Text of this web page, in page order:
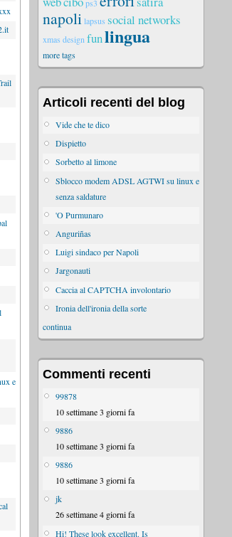
e
ps3
napolilapsus social networks
xmas design funlingua
more tags
Articoli recenti del blog
Vide che te dico
Dispietto
Sorbetto al limone
Sblocco modem ADSL AGTWI su linux e
senza saldature
'O Purmunaro
Anguriñas
Luigi sindaco per Napoli
Jargonauti
Caccia al CAPTCHA involontario
Ironia dell'ironia della sorte
continua
Commenti recenti
99878
10 settimane 3 giorni fa
9886
10 settimane 3 giorni fa
9886
10 settimane 3 giorni fa
jk
26 settimane 4 giorni fa
Hi! These look excellent. Is